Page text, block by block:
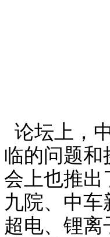
论坛上，
临的问题
会上也推出
九院、中
超电、锂